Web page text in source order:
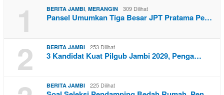
1 BERITA JAMBI, MERANGIN 309 Dilihat
Pansel Umumkan Tiga Besar JPT Pratama Pe…
2 BERITA JAMBI 253 Dilihat
3 Kandidat Kuat Pilgub Jambi 2029, Penga…
BERITA JAMBI 225 Dilihat